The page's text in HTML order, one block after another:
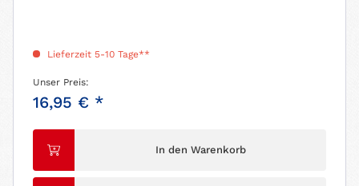
Lieferzeit 5-10 Tage**
Unser Preis:
16,95 € *
In den Warenkorb